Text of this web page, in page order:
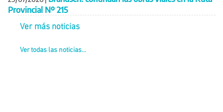
Provincial Nº 215
Ver más noticias
Ver todas las noticias...